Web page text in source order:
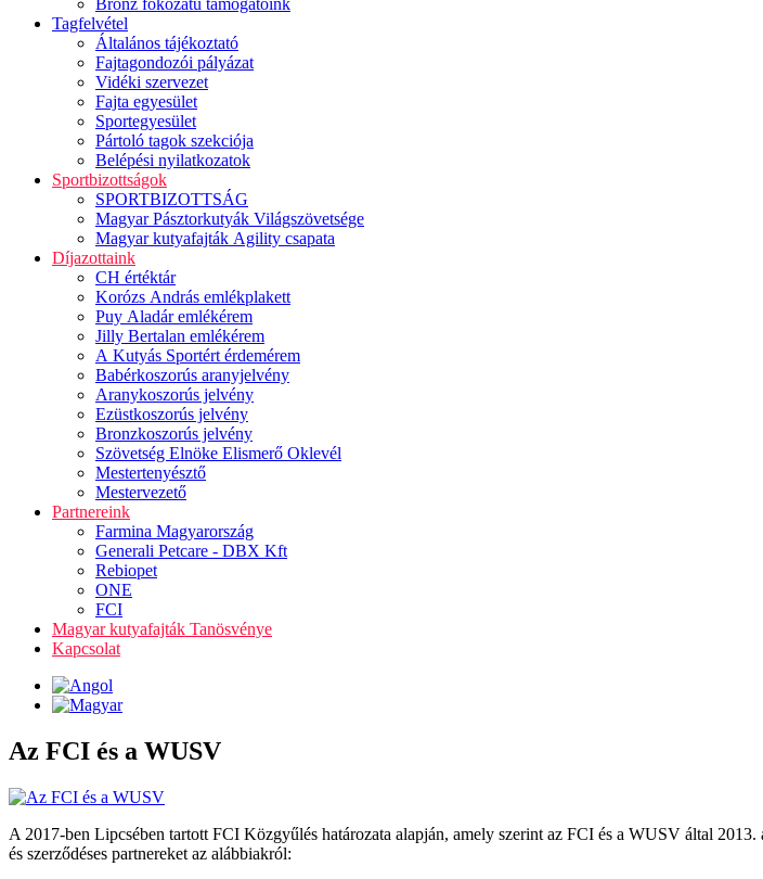
Bronz fokozatú támogatóink
Tagfelvétel
Általános tájékoztató
Fajtagondozói pályázat
Vidéki szervezet
Fajta egyesület
Sportegyesület
Pártoló tagok szekciója
Belépési nyilatkozatok
Sportbizottságok
SPORTBIZOTTSÁG
Magyar Pásztorkutyák Világszövetsége
Magyar kutyafajták Agility csapata
Díjazottaink
CH értéktár
Korózs András emlékplakett
Puy Aladár emlékérem
Jilly Bertalan emlékérem
A Kutyás Sportért érdemérem
Babérkoszorús aranyjelvény
Aranykoszorús jelvény
Ezüstkoszorús jelvény
Bronzkoszorús jelvény
Szövetség Elnöke Elismerő Oklevél
Mestertenyésztő
Mestervezető
Partnereink
Farmina Magyarország
Generali Petcare - DBX Kft
Rebiopet
ONE
FCI
Magyar kutyafajták Tanösvénye
Kapcsolat
Az FCI és a WUSV
A 2017-ben Lipcsében tartott FCI Közgyűlés határozata alapján, amely szerint az FCI és a WUSV által
és szerződéses partnereket az alábbiakról: